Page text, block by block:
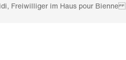
Freiwilliger im Haus pour Bienne